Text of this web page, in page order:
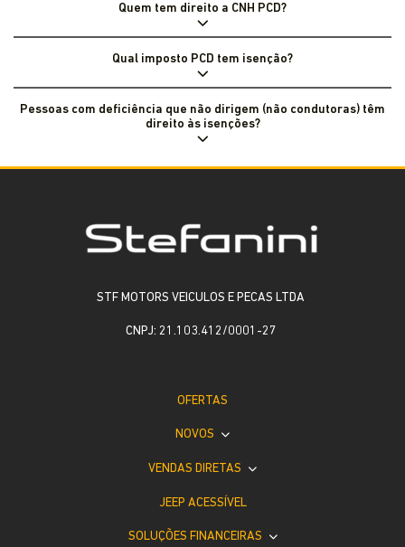
Quem tem direito a CNH PCD?
Qual imposto PCD tem isenção?
Pessoas com deficiência que não dirigem (não condutoras) têm
direito às isenções?
STF MOTORS VEICULOS E PECAS LTDA
CNPJ: 21.103.412/0001-27
OFERTAS
NOVOS
VENDAS DIRETAS
JEEP ACESSÍVEL
SOLUÇÕES FINANCEIRAS